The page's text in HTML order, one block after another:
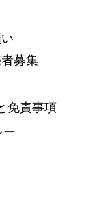
募集
免責事項